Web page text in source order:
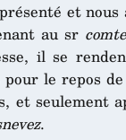
et
au sr
il se
le repos de
et seulement
.